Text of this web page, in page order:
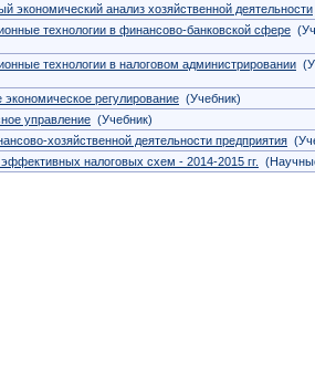
экономический анализ хозяйственной деятельности
технологии в финансово-банковской сфере
технологии в налоговом администрировании
экономическое регулирование (Учебник)
управление (Учебник)
хозяйственной деятельности предприятия
налоговых схем - 2014-2015 гг.